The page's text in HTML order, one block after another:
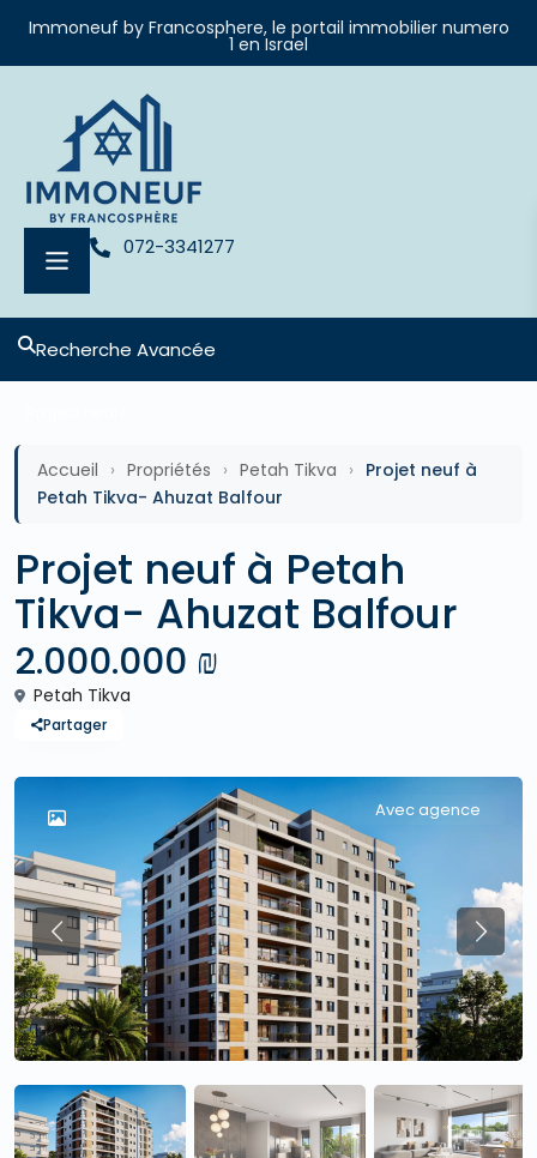
Immoneuf by Francosphere, le portail immobilier numero
1 en Israel
072-3341277
Recherche Avancée
Accueil › Propriétés › Petah Tikva › Projet neuf à
Petah Tikva- Ahuzat Balfour
Projet neuf à Petah
Tikva- Ahuzat Balfour
2.000.000 ₪
Petah Tikva
Partager
Avec agence
Previous